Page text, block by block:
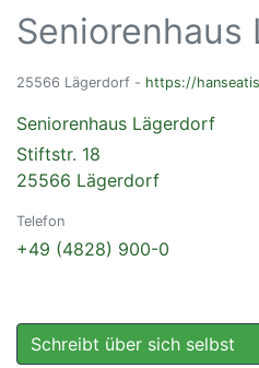
Seniorenhaus
25566 Lägerdorf - https://
Seniorenhaus Lägerdorf
Stiftstr. 18
25566 Lägerdorf
Telefon
+49 (4828) 900-0
Schreibt über sich selbst